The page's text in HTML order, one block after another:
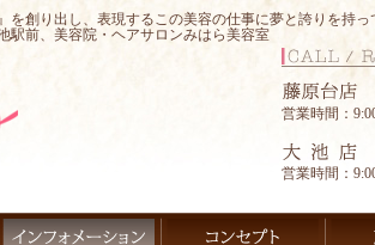
を創り出し、表現するこの美容の仕事に夢と誇りを持
駅前、美容院・ヘアサロンみはら美容室
営業時間：
営業時間：